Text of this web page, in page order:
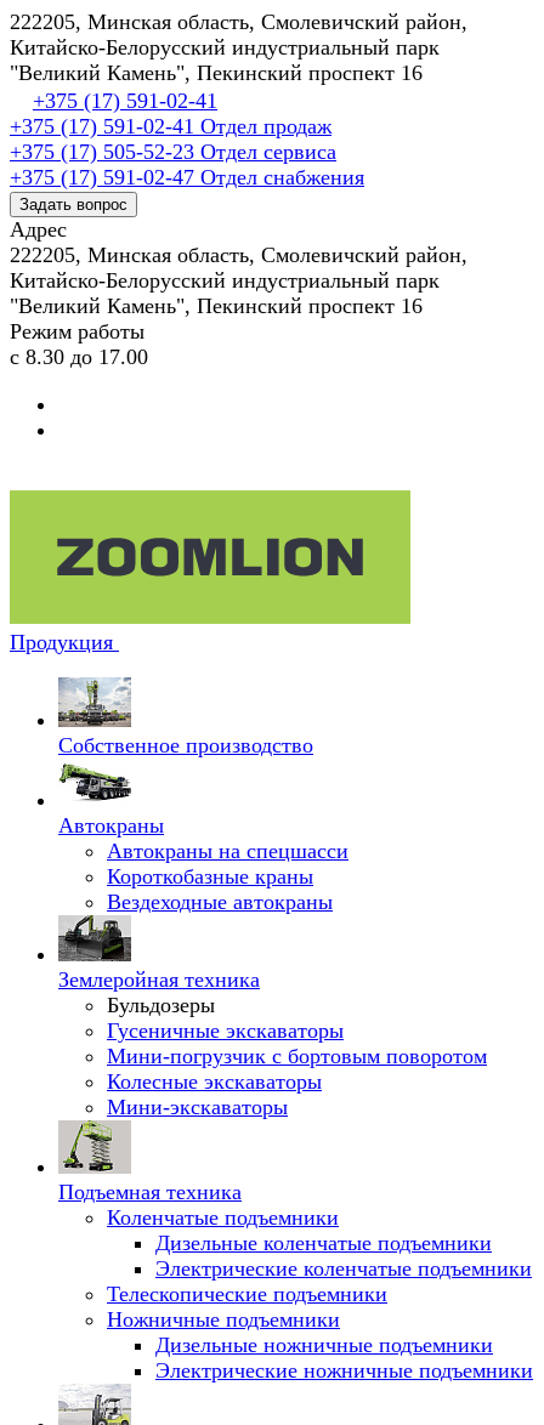
222205, Минская область, Смолевичский район,
Китайско-Белорусский индустриальный парк
"Великий Камень", Пекинский проспект 16
+375 (17) 591-02-41
+375 (17) 591-02-41 Отдел продаж
+375 (17) 505-52-23 Отдел сервиса
+375 (17) 591-02-47 Отдел снабжения
Задать вопрос
Адрес
222205, Минская область, Смолевичский район,
Китайско-Белорусский индустриальный парк
"Великий Камень", Пекинский проспект 16
Режим работы
с 8.30 до 17.00
Продукция
Собственное производство
Автокраны
Автокраны на спецшасси
Короткобазные краны
Вездеходные автокраны
Землеройная техника
Бульдозеры
Гусеничные экскаваторы
Мини-погрузчик с бортовым поворотом
Колесные экскаваторы
Мини-экскаваторы
Подъемная техника
Коленчатые подъемники
Дизельные коленчатые подъемники
Электрические коленчатые подъемники
Телескопические подъемники
Ножничные подъемники
Дизельные ножничные подъемники
Электрические ножничные подъемники